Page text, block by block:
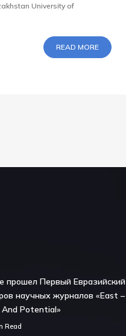
University of
READ MORE
прошел Первый Евразийский
научных журналов «East –
Potential»
Read